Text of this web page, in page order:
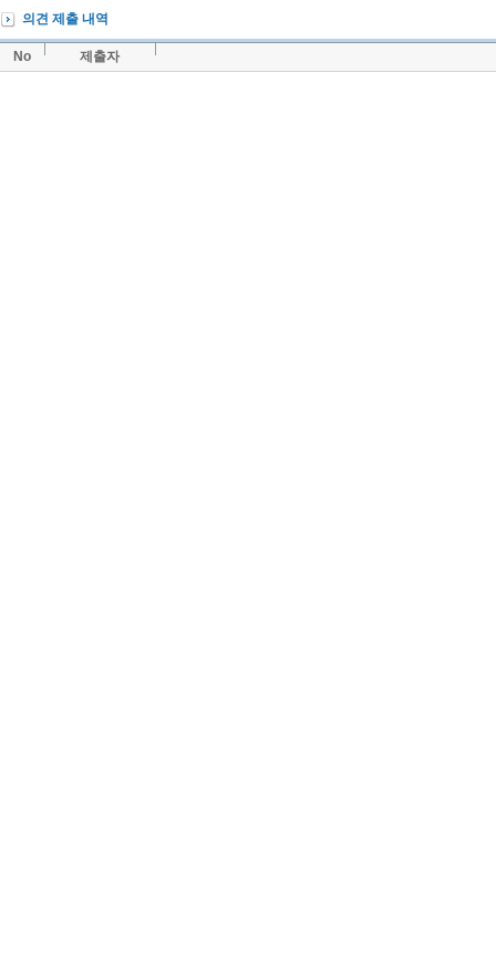
의견 제출 내역
No 제출자